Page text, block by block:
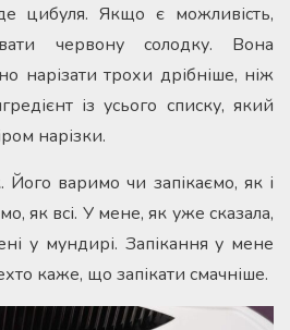
цибуля. Якщо є можливість,
червону солодку. Вона
нарізати трохи дрібніше, ніж
із усього списку, який
нарізки.
Його варимо чи запікаємо, як і
як всі. У мене, як уже сказала,
у мундирі. Запікання у мене
каже, що запікати смачніше.